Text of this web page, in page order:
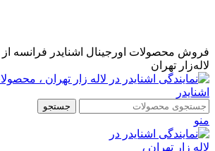
فروش محصولات اورجینال اشنایدر فرانسه از
لاله‌زار تهران
جستجو
منو